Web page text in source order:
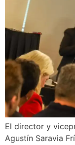
El director y
Agustín Saravia